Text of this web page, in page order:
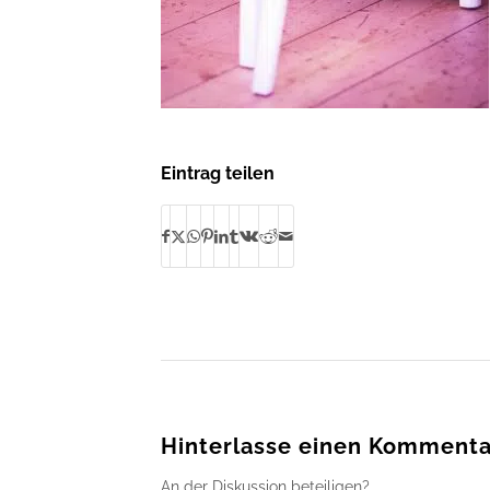
Eintrag teilen
Hinterlasse einen